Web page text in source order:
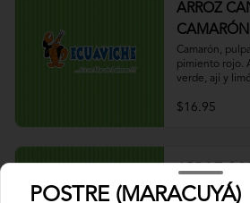
ARROZ
CAMARÓN
Camarón,
pimiento rojo.
verde, ají y
$16.95
ARROZ
Calamar,
POSTRE (MARACUYÁ)